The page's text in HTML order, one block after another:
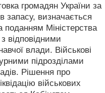
громадян України за
запасу, визначається
поданням Міністерства
відповідними
влади. Військові
підрозділами
Рішення про
військових